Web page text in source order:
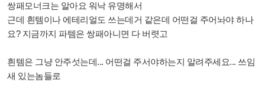
쌍패모너크는 알아요 워낙 유명해서
근데 흰템이나 에테리얼도 쓰는데거 같은데 어떤걸 주어놔야 하나
요? 지금까지 파템은 쌍패아니면 다 버렷고
흰템은 그냥 안주섯는데... 어떤걸 주서야하는지 알려주세요... 쓰임
새 있는놈들로